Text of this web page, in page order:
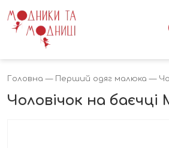
Головна — Перший одяг малюка —
Чоловічок на баєчці